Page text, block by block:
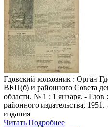
Гдовский колхозник : Орган
ВКП(б) и районного Совета
области. № 1 : 1 января. - Гдов
районного издательства,
издания
Читать Подробнее